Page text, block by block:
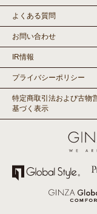
よくある質問
お問い合わせ
IR情報
プライバシーポリシー
特定商取引法および古物
基づく表示